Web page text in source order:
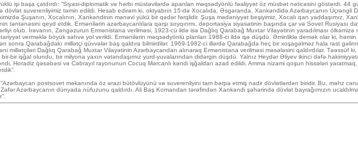
işi başa çatdırdı: “Siyasi-diplomatik və hərbi müstəvilərdə aparılan məqsədyönlü fəaliyyət öz müsbət nəticəsini göstərdi. 44
suverenliyimiz təmin edildi. Hesab edirəm ki, oktyabrın 15-də Xocalıda, Əsgəranda, Xankəndidə Azərbaycanın Üçrəngli
Şuşanın, Xocalının, Xankəndinin mənəvi yükü bir qədər fərqlidir. Şuşa mədəniyyət beşiyimiz, Xocalı qan yaddaşımız,
qeyd etdik. Ermənilərin azərbaycanlılara qarşı soyqırımı, deportasiya siyasətinin başında çar və Sovet Rusiyası
olub. İrəvanın, Zəngəzurun Ermənistana verilməsi, 1923-cü ildə isə Dağlıq Qarabağ Muxtar Vilayətinin yaradılması
verməklə böyük səhvə yol verildi. Ermənilərin məqsədyönlü planları 1988-ci ildə işə düşdü. Əminliklə demək olar ki,
sonra Qarabağdakı millətçi qüvvələr baş qaldıra bilmirdilər. 1969-1982-ci illərdə Qarabağda heç bir xoşagəlməz hala rast
millətçiləri Dağlıq Qarabağ Muxtar Vilayətinin Azərbaycandan alınaraq Ermənistana verilməsi məsələsini qaldırdılar. Təəssüf
bir işğal olundu, bir milyona yaxın vətəndaşımız yurd-yuvalarından didərgin düşdü. Yalnız Heydər Əliyev ikinci dəfə
Horadiz qəsəbəsi və Cəbrayıl rayonunun Cocuq Mərcanlı kəndi işğaldan azad edildi. Amma nizami qoşun hissələri
postsovet məkanında öz ərazi bütövlüyünü və suverenliyini tam bərpa etmiş nadir dövlətlərdən biridir. Bu, məhz
Azərbaycanın dünyada nüfuzunu qaldırdı. Ali Baş Komandan tərəfindən Xankəndi şəhərində dövlət bayrağımızın